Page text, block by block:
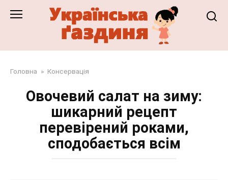
Головна » Консервація
Овочевий салат на зиму:
шикарний рецепт
перевірений роками,
сподобається всім